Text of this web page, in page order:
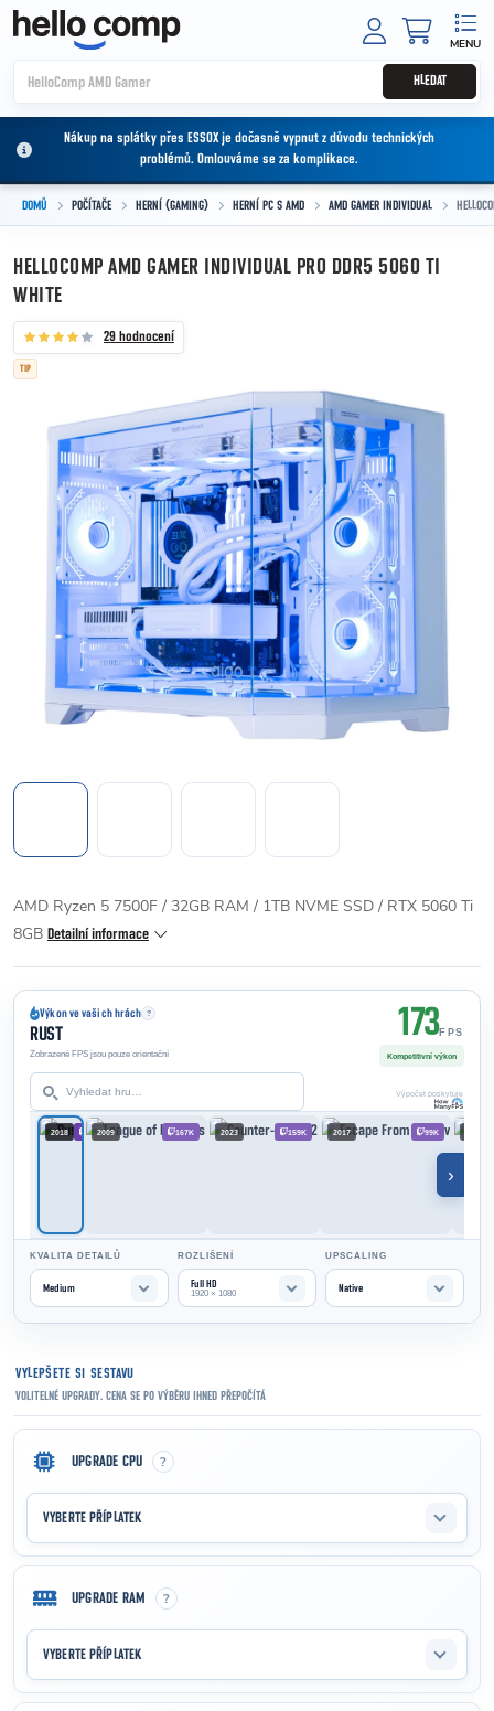
Přejít na obsah
HLEDAT
Nákup na splátky přes ESSOX je dočasně vypnut z důvodu technických
problémů. Omlouváme se za komplikace.
DOMŮ POČÍTAČE HERNÍ (GAMING) HERNÍ PC S AMD AMD GAMER INDIVIDUAL
HELLOCOMP AMD GAMER INDIVIDUAL PRO DDR5 5060 TI
WHITE
29 hodnocení
TIP
AMD Ryzen 5 7500F / 32GB RAM / 1TB NVME SSD / RTX 5060 Ti
8GB Detailní informace
Výkon ve vašich hrách ?
RUST
Zobrazené FPS jsou pouze orientační
173FPS
Kompetitivní výkon
Výpočet poskytuje
2018 300K2009 167K 2023 159K 2017 99K
›
KVALITA DETAILŮ
Medium
ROZLIŠENÍ
Full HD
1920 × 1080
UPSCALING
Native
VYLEPŠETE SI SESTAVU
VOLITELNÉ UPGRADY. CENA SE PO VÝBĚRU IHNED PŘEPOČÍTÁ
UPGRADE CPU ?
VYBERTE PŘÍPLATEK
UPGRADE RAM ?
VYBERTE PŘÍPLATEK